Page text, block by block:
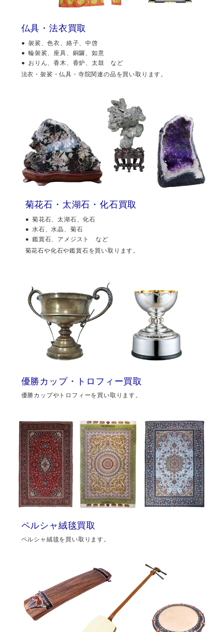
仏具・法衣買取
袈裟、色衣、絡子、中啓
輪袈裟、座具、銅鑼、如意
おりん、香木、香炉、太鼓 など
法衣・袈裟・仏具・寺院関連の品を買い取ります。
菊花石・太湖石・化石買取
菊花石、太湖石、化石
水石、水晶、菊石
鑑賞石、アメジスト など
菊花石や化石や鑑賞石を買い取ります。
優勝カップ・トロフィー買取
優勝カップやトロフィーを買い取ります。
ペルシャ絨毯買取
ペルシャ絨毯を買い取ります。